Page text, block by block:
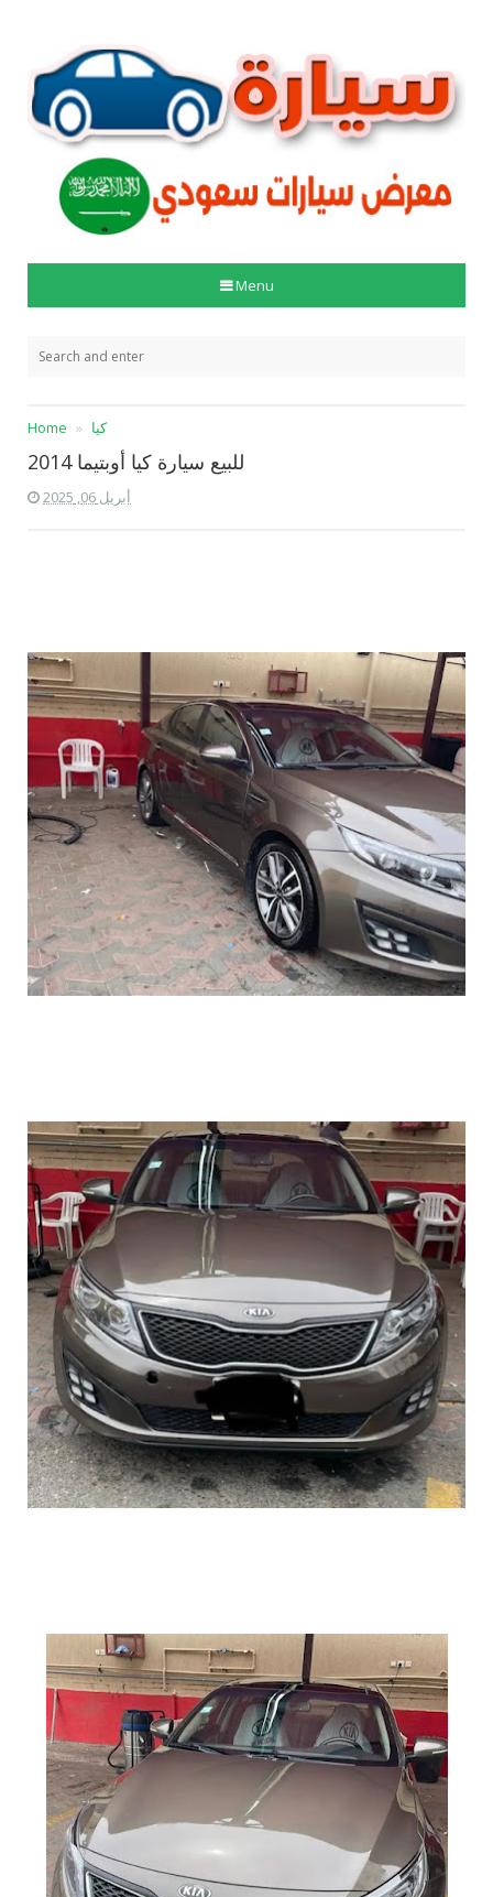
Menu
Home كيا
للبيع سيارة كيا أوبتيما 2014
أبريل 06, 2025